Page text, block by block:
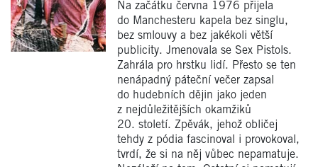
Na začátku června 1976 přijela
do Manchesteru kapela bez singlu,
bez smlouvy a bez jakékoli větší
publicity. Jmenovala se Sex Pistols.
Zahrála pro hrstku lidí. Přesto se ten
nenápadný páteční večer zapsal
do hudebních dějin jako jeden
z nejdůležitějších okamžiků
20. století. Zpěvák, jehož obličej
tehdy z pódia fascinoval i provokoval,
tvrdí, že si na něj vůbec nepamatuje.